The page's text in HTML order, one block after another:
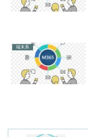
端末系